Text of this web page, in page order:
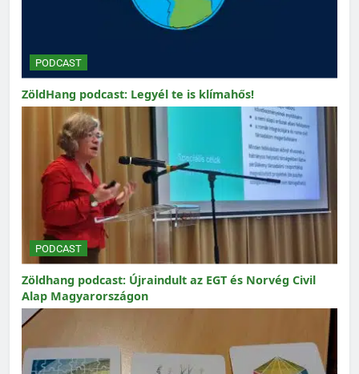
PODCAST
ZöldHang podcast: Legyél te is klímahős!
PODCAST
Zöldhang podcast: Újraindult az EGT és Norvég Civil
Alap Magyarországon